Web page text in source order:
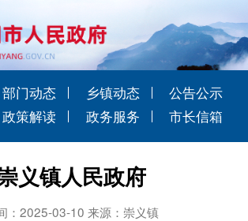
部门动态 乡镇动态
公告公示
政策解读 政务服务 市长信箱
义镇人民政府
：2025-03-10 来源：崇义镇